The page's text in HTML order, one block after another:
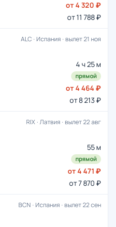
от 4 320 ₽
от 11 788 ₽
ALC · Испания · вылет 21 ноя
4 ч 25 м
прямой
от 4 464 ₽
от 8 213 ₽
RIX · Латвия · вылет 22 авг
55 м
прямой
от 4 471 ₽
от 7 870 ₽
BCN · Испания · вылет 22 сен